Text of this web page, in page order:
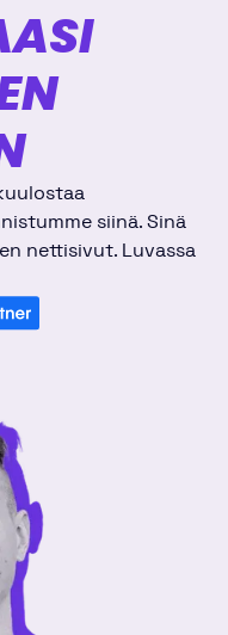
siinä. Sinä
nettisivut. Luvassa